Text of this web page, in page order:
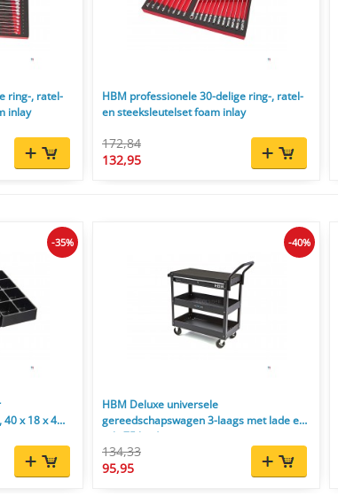
ring-, ratel-
inlay
HBM professionele 30-delige ring-, ratel-
en steeksleutelset foam inlay
172,84
132,95
x 18 x 4
-35%
HBM Deluxe universele
gereedschapswagen 3-laags met lade en
rek, 75 kg draagvermogen
134,33
95,95
-40%